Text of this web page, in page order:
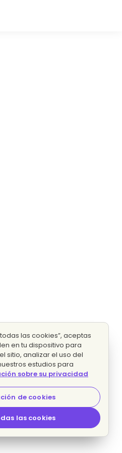
las cookies”, aceptas
en tu dispositivo para
sitio, analizar el uso del
estudios para
sobre su privacidad
de cookies
las cookies